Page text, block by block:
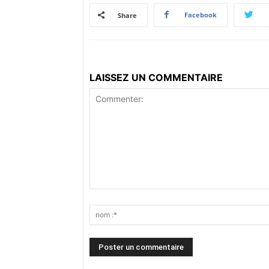
Share Facebook
LAISSEZ UN COMMENTAIRE